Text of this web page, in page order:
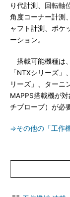
り代計測、回転軸
角度コーナー計測
ャフト計測、ポケ
ーション。
搭載可能機種は
「NTXシリーズ
リーズ」、ターニ
MAPPS搭載機が
チプローブ）が必
⇒その他の「工作